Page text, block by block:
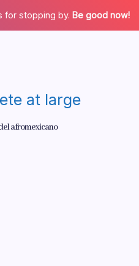
for stopping by. Be good now!
at large
afromexicano